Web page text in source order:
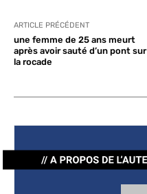
ARTICLE PRÉCÉDENT
une femme de 25 ans meurt
après avoir sauté d’un pont sur
la rocade